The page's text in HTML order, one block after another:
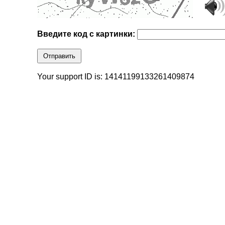
Введите код с картинки:
Отправить
Your support ID is: 14141199133261409874